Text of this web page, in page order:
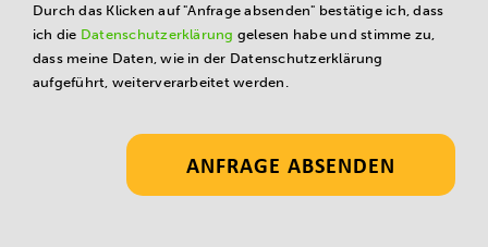
Durch das Klicken auf "Anfrage absenden" bestätige ich, dass
ich die Datenschutzerklärung gelesen habe und stimme zu,
dass meine Daten, wie in der Datenschutzerklärung
aufgeführt, weiterverarbeitet werden.
ANFRAGE ABSENDEN